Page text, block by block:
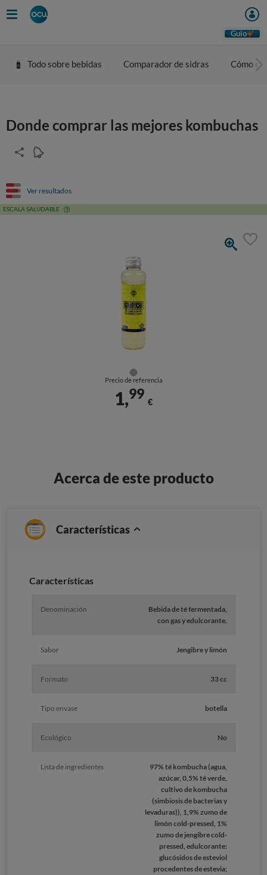
Guio
Todo sobre bebidas Comparador de sidras Cómo
Donde comprar las mejores kombuchas
Ver resultados
ESCALA SALUDABLE
Precio de referencia
1,99
€
Acerca de este producto
Características
Características
Denominación
Bebida de té fermentada,
con gas y edulcorante.
Sabor Jengibre y limón
Formato 33 cc
Tipo envase botella
Ecológico No
Lista de ingredientes
97% té kombucha (agua,
azúcar, 0,5% té verde,
cultivo de kombucha
(simbiosis de bacterias y
levaduras)), 1,9% zumo de
limón cold-pressed, 1%
zumo de jengibre cold-
pressed, edulcorante:
glucósidos de esteviol
procedentes de estevia;